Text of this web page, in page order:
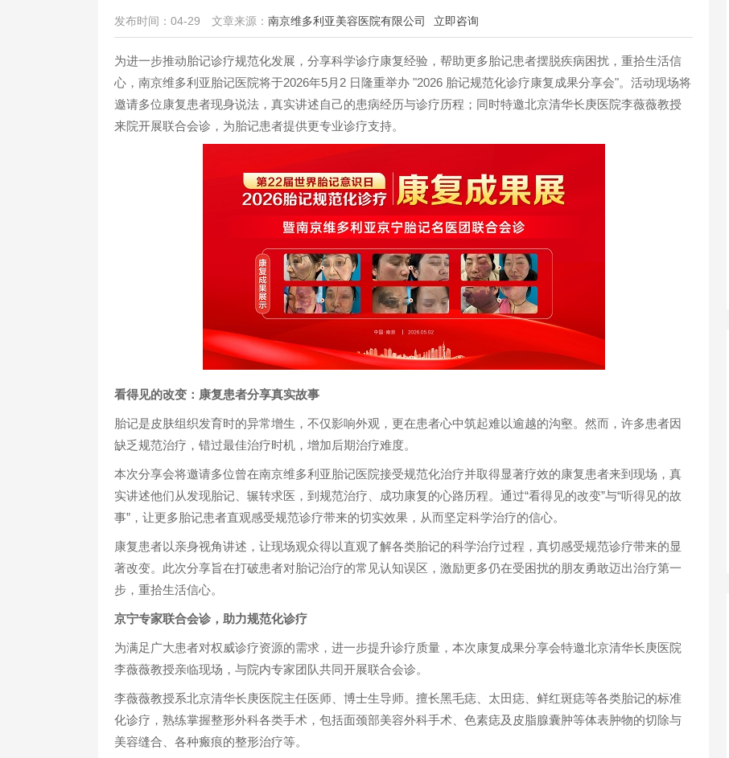
1
发布时间：04-29 文章来源： 南京维多利亚美容医院有限公司 立即咨询
为进一步推动胎记诊疗规范化发展，分享科学诊疗康复经验，帮助更多胎记患者摆脱疾病困扰，重拾生活信
心，南京维多利亚胎记医院将于2026年5月2 日隆重举办 "2026 胎记规范化诊疗康复成果分享会"。活动现场将
邀请多位康复患者现身说法，真实讲述自己的患病经历与诊疗历程；同时特邀北京清华长庚医院李薇薇教授
来院开展联合会诊，为胎记患者提供更专业诊疗支持。
看得见的改变：康复患者分享真实故事
胎记是皮肤组织发育时的异常增生，不仅影响外观，更在患者心中筑起难以逾越的沟壑。然而，许多患者因
缺乏规范治疗，错过最佳治疗时机，增加后期治疗难度。
本次分享会将邀请多位曾在南京维多利亚胎记医院接受规范化治疗并取得显著疗效的康复患者来到现场，真
实讲述他们从发现胎记、辗转求医，到规范治疗、成功康复的心路历程。通过“看得见的改变”与“听得见的故
事”，让更多胎记患者直观感受规范诊疗带来的切实效果，从而坚定科学治疗的信心。
康复患者以亲身视角讲述，让现场观众得以直观了解各类胎记的科学治疗过程，真切感受规范诊疗带来的显
著改变。此次分享旨在打破患者对胎记治疗的常见认知误区，激励更多仍在受困扰的朋友勇敢迈出治疗第一
步，重拾生活信心。
京宁专家联合会诊，助力规范化诊疗
为满足广大患者对权威诊疗资源的需求，进一步提升诊疗质量，本次康复成果分享会特邀北京清华长庚医院
李薇薇教授亲临现场，与院内专家团队共同开展联合会诊。
李薇薇教授系北京清华长庚医院主任医师、博士生导师。擅长黑毛痣、太田痣、鲜红斑痣等各类胎记的标准
化诊疗，熟练掌握整形外科各类手术，包括面颈部美容外科手术、色素痣及皮脂腺囊肿等体表肿物的切除与
美容缝合、各种瘢痕的整形治疗等。